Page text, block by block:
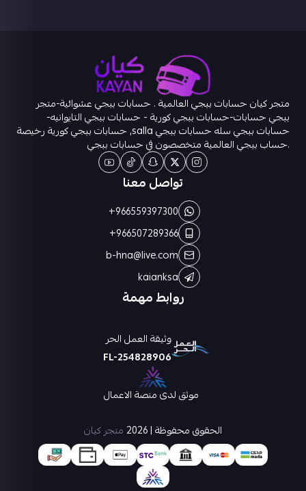
متجر كيان حسابات ببجي العالمية . حسابات ببجي عشوائية-متجر
ببجي حسابات-حسابات ببجي كورية - حسابات ببجي التايوانيه-
حسابات ببجي سله حسابات ببجي salla, حسابات ببجي كورية رخيصة
.حساب ببجي العالمية متخصصون في حسابات ببجي
روابط مهمة
تواصل معنا
+966559397300
+966507289366
b-hna@live.com
kaianksa
وثيقة العمل الحر
FL-254828906
موثق لدى منصة الاعمال
الحقوق محفوظة | 2026
متجر كيان